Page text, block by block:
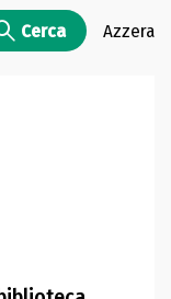
Cerca Azzera